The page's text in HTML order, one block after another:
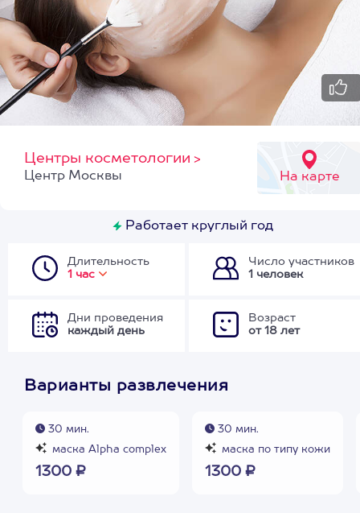
Центры косметологии >
На карте
Центр Москвы
Работает круглый год
Длительность
1 час
Число участников
1 человек
Дни проведения
каждый день
Возраст
от 18 лет
Варианты развлечения
30 мин.
маска Alpha complex
1300 ₽
30 мин.
маска по типу кожи
1300 ₽